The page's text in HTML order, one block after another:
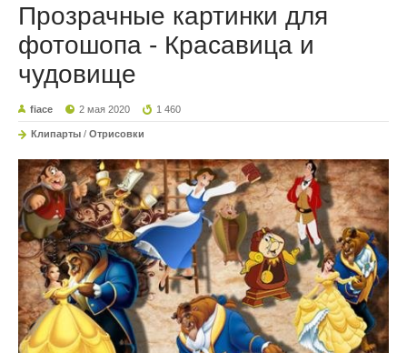
Прозрачные картинки для
фотошопа - Красавица и
чудовище
fiace 2 мая 2020 1 460
Клипарты / Отрисовки